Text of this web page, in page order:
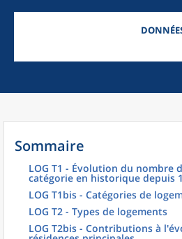
Sommaire
LOG T1 - Évolution du nombre
catégorie en historique depuis
LOG T1bis - Catégories de
LOG T2 - Types de logements
LOG T2bis - Contributions à